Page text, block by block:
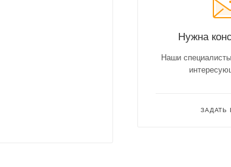
Нужна
Наши
ЗАДАТЬ